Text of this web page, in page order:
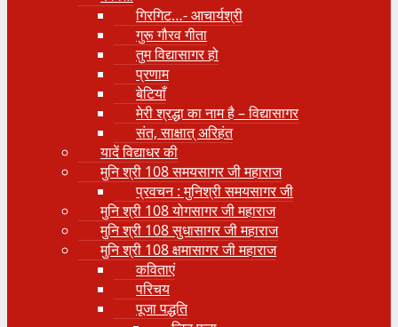
गिरगिट…- आचार्यश्री
गुरू गौरव गीता
तुम विद्यासागर हो
प्रणाम
बेटियाँ
मेरी श्रद्धा का नाम है – विद्यासागर
संत, साक्षात् अरिहंत
यादें विद्याधर की
मुनि श्री 108 समयसागर जी महाराज
प्रवचन : मुनिश्री समयसागर जी
मुनि श्री 108 योगसागर जी महाराज
मुनि श्री 108 सुधासागर जी महाराज
मुनि श्री 108 क्षमासागर जी महाराज
कविताएं
परिचय
पूजा पद्धति